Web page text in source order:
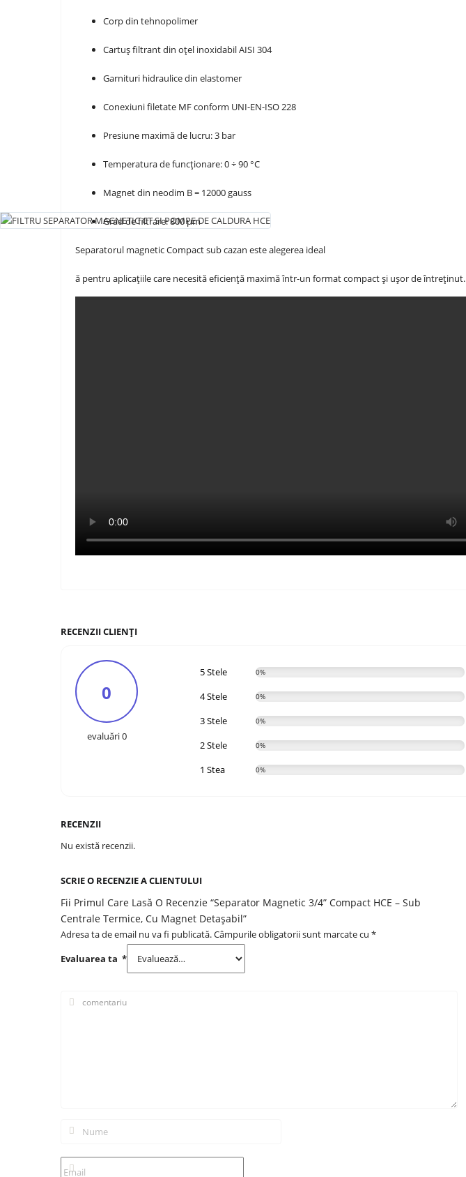
Corp din tehnopolimer
Cartuș filtrant din oțel inoxidabil AISI 304
Garnituri hidraulice din elastomer
Conexiuni filetate MF conform UNI-EN-ISO 228
Presiune maximă de lucru: 3 bar
Temperatura de funcționare: 0 ÷ 90 °C
Magnet din neodim B = 12000 gauss
Grad de filtrare: 800 µm
Separatorul magnetic Compact sub cazan este alegerea ideal
ă pentru aplicațiile care necesită eficiență maximă într-un format compact și ușor de întreținut.
RECENZII CLIENȚI
0
evaluări 0
5 Stele 0%
4 Stele 0%
3 Stele 0%
2 Stele 0%
1 Stea 0%
RECENZII
Nu există recenzii.
SCRIE O RECENZIE A CLIENTULUI
Fii Primul Care Lasă O Recenzie “Separator Magnetic 3/4” Compact HCE – Sub
Centrale Termice, Cu Magnet Detașabil”
Adresa ta de email nu va fi publicată.Câmpurile obligatorii sunt marcate cu *
Evaluarea ta *